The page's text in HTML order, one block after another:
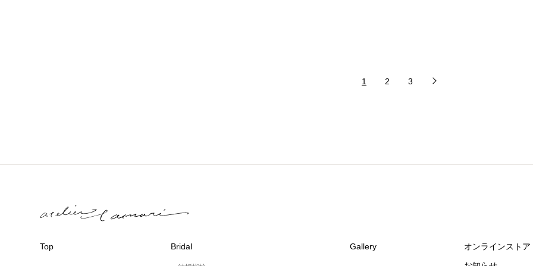
1 2 3
Top Bridal Gallery
オンラインストア